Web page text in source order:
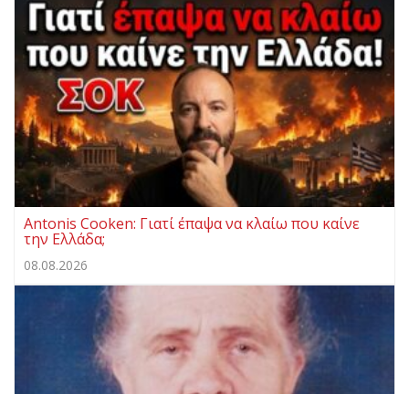
Antonis Cooken: Γιατί έπαψα να κλαίω που καίνε
την Ελλάδα;
08.08.2026